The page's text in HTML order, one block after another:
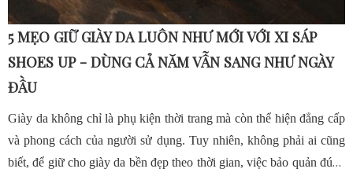
5 MẸO GIỮ GIÀY DA LUÔN NHƯ MỚI VỚI XI SÁP
SHOES UP - DÙNG CẢ NĂM VẪN SANG NHƯ NGÀY
ĐẦU
Giày da không chỉ là phụ kiện thời trang mà còn thể hiện đẳng cấp
và phong cách của người sử dụng. Tuy nhiên, không phải ai cũng
biết, để giữ cho giày da bền đẹp theo thời gian, việc bảo quản đúng